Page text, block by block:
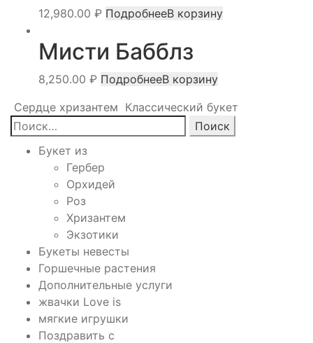
12,980.00 ₽ ПодробнееВ корзину
Мисти Бабблз
8,250.00 ₽ ПодробнееВ корзину
Сердце хризантем Классический букет
Найти:
Букет из
Гербер
Орхидей
Роз
Хризантем
Экзотики
Букеты невесты
Горшечные растения
Дополнительные услуги
жвачки Love is
мягкие игрушки
Поздравить с